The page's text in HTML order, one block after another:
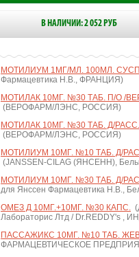
В НАЛИЧИИ: 2 052 РУБ
МОТИЛИУМ 1МГ/МЛ. 100МЛ.
Фармацевтика Н.В., ФРАНЦИЯ)
МОТИЛАК 10МГ. №30 ТАБ. П/О /
(ВЕРОФАРМ/ЛЭНС, РОССИЯ)
МОТИЛАК 10МГ. №30 ТАБ. Д/
(ВЕРОФАРМ/ЛЭНС, РОССИЯ)
МОТИЛИУМ 10МГ. №10 ТАБ. Д/
(JANSSEN-CILAG (ЯНСЕНН),
МОТИЛИУМ 10МГ. №30 ТАБ. Д/
для Янссен Фармацевтика Н.В.,
ОМЕЗ Д 10МГ.+10МГ. №30 КАПС.
Лабораторис Лтд / Dr.REDDY's ,
ПАССАЖИКС 10МГ. №10 ТАБ.
ФАРМАЦЕВТИЧЕСКОЕ